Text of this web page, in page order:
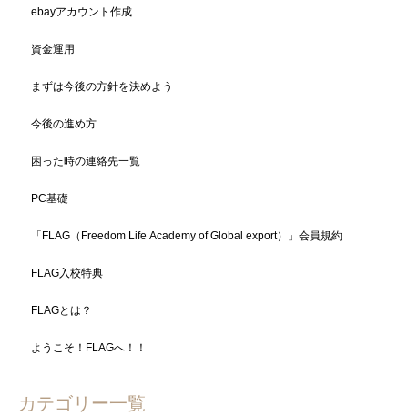
ebayアカウント作成
資金運用
まずは今後の方針を決めよう
今後の進め方
困った時の連絡先一覧
PC基礎
「FLAG（Freedom Life Academy of Global export）」会員規約
FLAG入校特典
FLAGとは？
ようこそ！FLAGへ！！
カテゴリー一覧